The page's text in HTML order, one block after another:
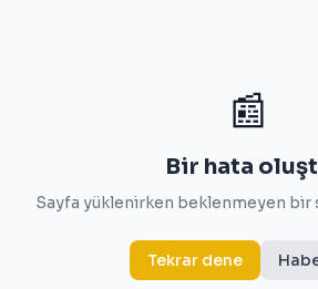
📰
Bir hata
Sayfa yüklenirken beklenmeyen bir
Tekrar dene